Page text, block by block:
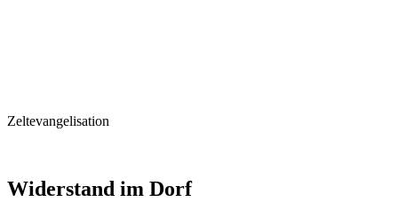
Zeltevangelisation
Widerstand im Dorf